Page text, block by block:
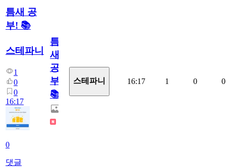
틈새 공
부! 📚
스테파니
1
0
0
16:17
0
댓글
틈
새
공
부!
📚
스테파니 16:17 1 0 0